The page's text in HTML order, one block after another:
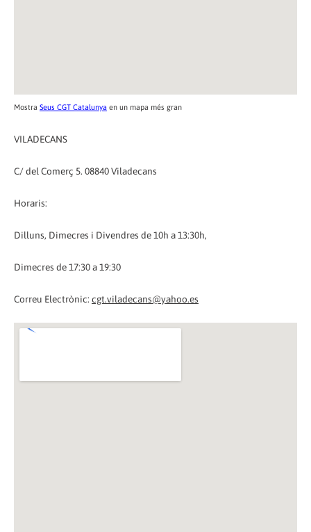
Mostra Seus CGT Catalunya en un mapa més gran
VILADECANS
C/ del Comerç 5. 08840 Viladecans
Horaris:
Dilluns, Dimecres i Divendres de 10h a 13:30h,
Dimecres de 17:30 a 19:30
Correu Electrònic: cgt.viladecans@yahoo.es